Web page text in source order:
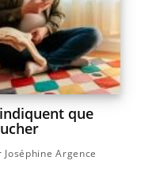
que
Joséphine Argence